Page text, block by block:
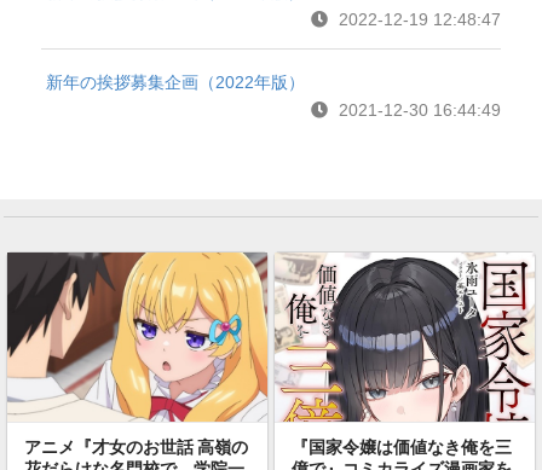
2022-12-19 12:48:47
新年の挨拶募集企画（2022年版）
2021-12-30 16:44:49
アニメ『才女のお世話 高嶺の
『国家令嬢は価値なき俺を三